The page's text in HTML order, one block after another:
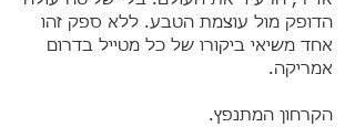
הדופק מול עוצמת הטבע. ללא ספק זהו
אחד משיאי ביקורו של כל מטייל בדרום
אמריקה.
הקרחון המתנפץ.